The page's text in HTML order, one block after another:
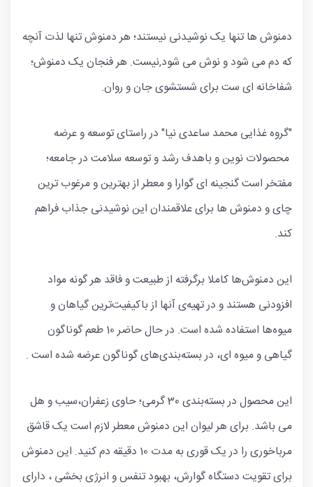
دمنوش ها تنها یک نوشیدنی نیستند؛ هر دمنوش تنها لذت آنچه
که دم می شود و نوش می شود,نیست. هر فنجان یک دمنوش؛
شفاخانه ای ست برای شستشوی جان و روان.
"گروه غذایی محمد ساعدی نیا" در راستای توسعه و عرضه
محصولات نوین و باهدف رشد و توسعه سلامت در جامعه؛
مفتخر است گنجینه ای گوارا و معطر از بهترین و مرغوب ترین
چای و دمنوش ها برای علاقمندان این نوشیدنی جذاب فراهم
کند.
این دمنوش‌ها کاملا برگرفته از طبیعت و فاقد هر گونه مواد
افزودنی هستند و در تهیه‌ی آنها از باکیفیت‌ترین گیاهان و
میوه‌ها استفاده شده است. در حال حاضر 10 طعم گوناگون
گیاهی و میوه ای، در بسته‌بندی‌های گوناگون عرضه شده است .
این محصول در بسته‌بندی 30 گرمی؛ حاوی زعفران،سیب و هل
می باشد. برای هر لیوان این دمنوش معطر لازم است یک قاشق
مرباخوری را در یک قوری به مدت 10 دقیقه دم کنید. این دمنوش
برای تقویت دستگاه گوارش، بهبود تنفس و انرژی بخشی ، دارای